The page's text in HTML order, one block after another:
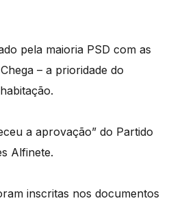
pela maioria PSD com as
– a prioridade do
a aprovação” do Partido
Alfinete.
inscritas nos documentos